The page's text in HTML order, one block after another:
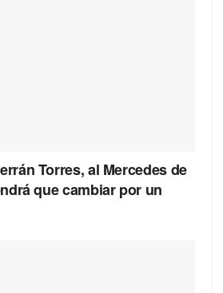
Torres, al Mercedes de
que cambiar por un